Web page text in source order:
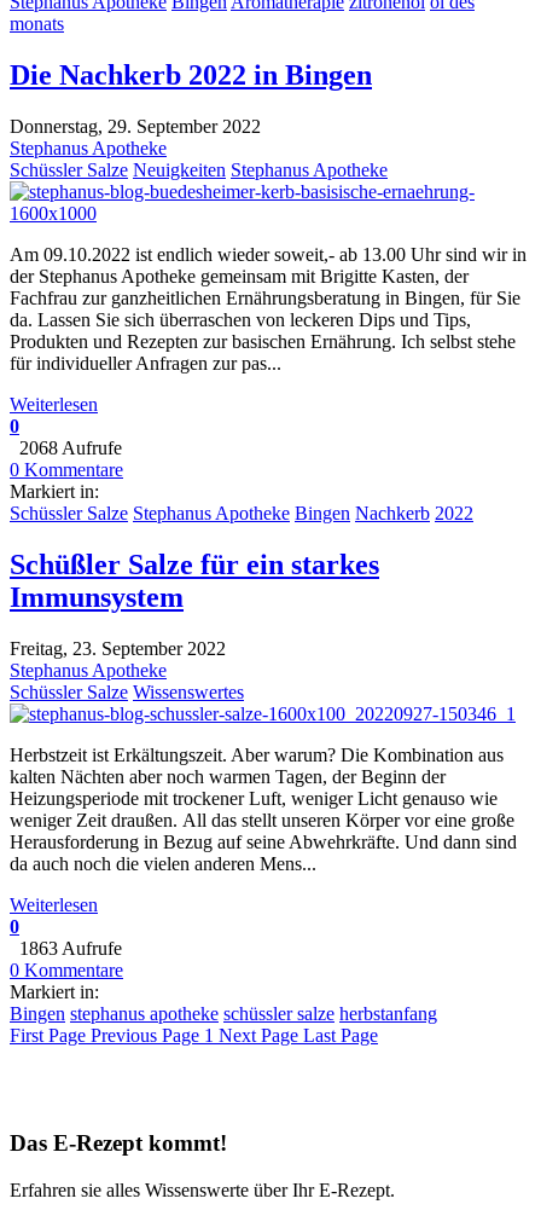
monats
Die Nachkerb 2022 in Bingen
Donnerstag, 29. September 2022
Stephanus Apotheke
Schüssler Salze Neuigkeiten Stephanus Apotheke
Am 09.10.2022 ist endlich wieder soweit,- ab 13.00 Uhr sind wir in
der Stephanus Apotheke gemeinsam mit Brigitte Kasten, der
Fachfrau zur ganzheitlichen Ernährungsberatung in Bingen, für Sie
da. Lassen Sie sich überraschen von leckeren Dips und Tips,
Produkten und Rezepten zur basischen Ernährung. Ich selbst stehe
für individueller Anfragen zur pas...
Weiterlesen
0
2068 Aufrufe
0 Kommentare
Markiert in:
Schüssler Salze Stephanus Apotheke Bingen Nachkerb 2022
Schüßler Salze für ein starkes
Immunsystem
Freitag, 23. September 2022
Stephanus Apotheke
Schüssler Salze Wissenswertes
Herbstzeit ist Erkältungszeit. Aber warum? Die Kombination aus
kalten Nächten aber noch warmen Tagen, der Beginn der
Heizungsperiode mit trockener Luft, weniger Licht genauso wie
weniger Zeit draußen. All das stellt unseren Körper vor eine große
Herausforderung in Bezug auf seine Abwehrkräfte. Und dann sind
da auch noch die vielen anderen Mens...
Weiterlesen
0
1863 Aufrufe
0 Kommentare
Markiert in:
Bingen stephanus apotheke schüssler salze herbstanfang
First Page Previous Page 1 Next Page Last Page
Das E-Rezept kommt!
Erfahren sie alles Wissenswerte über Ihr E-Rezept.